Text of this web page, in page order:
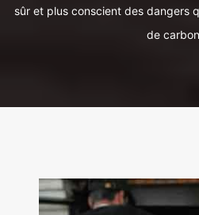
sûr et plus conscient des dangers
de